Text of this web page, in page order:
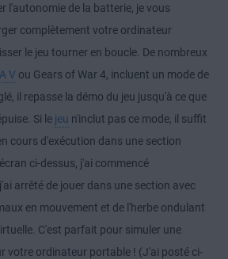
l'autonomie de la batterie, je vous
complètement votre ordinateur
le jeu tourner en boucle. De nombreux
V ou Gears of War 4, incluent un mode de
il repasse la démo du jeu jusqu'à ce que
Si le jeu n'inclut pas ce mode, il suffit
cours d'exécution dans une section
ci-dessus, j'ai commencé
arrêté de jouer dans une section avec
en mouvement et de l'herbe ondulant
C'est parfait pour simuler une
votre ordinateur portable ! (J'ai posté ci-